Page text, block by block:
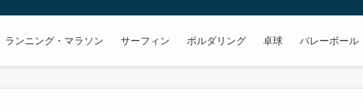
ランニング・マラソン サーフィン ボルダリング 卓球 バレーボール